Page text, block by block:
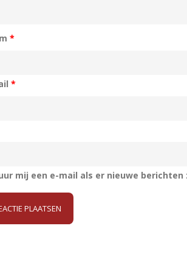
*
*
mij een e-mail als er nieuwe berichten